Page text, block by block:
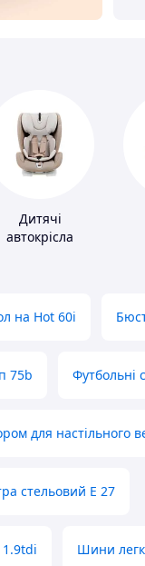
Дитячі
автокрісла
на Hot 60i
75b Футбольні
для настільного
стельовий E 27
1.9tdi Шини